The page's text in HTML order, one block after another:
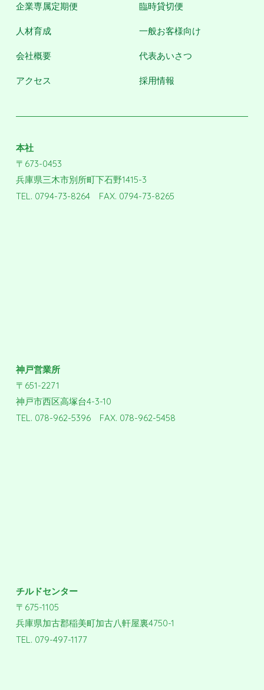
企業専属定期便 臨時貸切便
人材育成 一般お客様向け
会社概要 代表あいさつ
アクセス 採用情報
本社
〒673-0453
兵庫県三木市別所町下石野1415-3
TEL. 0794-73-8264 FAX. 0794-73-8265
神戸営業所
〒651-2271
神戸市西区高塚台4-3-10
TEL. 078-962-5396 FAX. 078-962-5458
チルドセンター
〒675-1105
兵庫県加古郡稲美町加古八軒屋裏4750-1
TEL. 079-497-1177